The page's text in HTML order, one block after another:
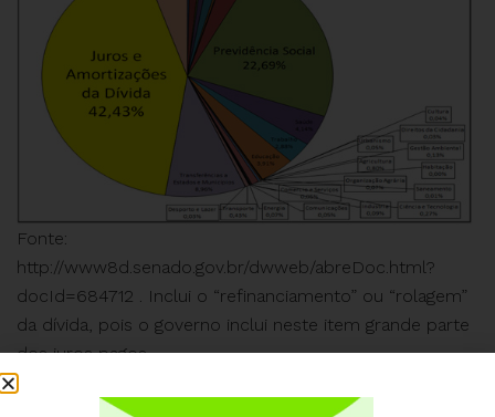
Fonte:
http://www8d.senado.gov.br/dwweb/abreDoc.html?
docId=684712 . Inclui o “refinanciamento” ou “rolagem”
da dívida, pois o governo inclui neste item grande parte
dos juros pagos.